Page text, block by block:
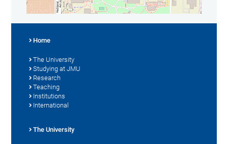
Home
The University
Studying at JMU
Research
Teaching
Institutions
International
The University